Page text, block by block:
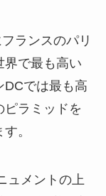
ランスのパリ
界で最も高い
DCでは最も高
ピラミッドを
。
ュメントの上